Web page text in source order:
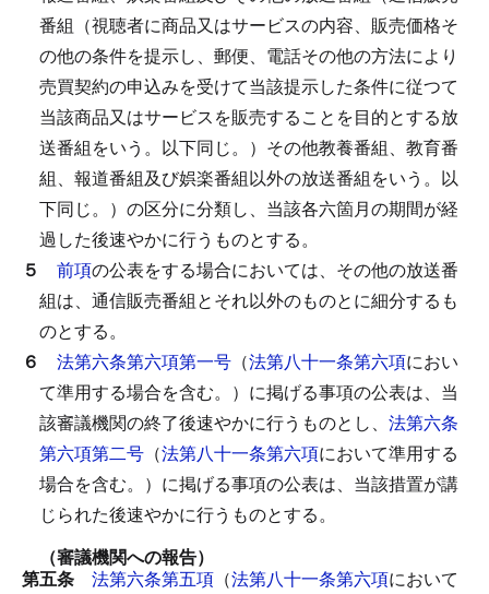
番組（視聴者に商品又はサービスの内容、販売価格そ
の他の条件を提示し、郵便、電話その他の方法により
売買契約の申込みを受けて当該提示した条件に従つて
当該商品又はサービスを販売することを目的とする放
送番組をいう。以下同じ。）その他教養番組、教育番
組、報道番組及び娯楽番組以外の放送番組をいう。以
下同じ。）の区分に分類し、当該各六箇月の期間が経
過した後速やかに行うものとする。
５
前項の公表をする場合においては、その他の放送番
組は、通信販売番組とそれ以外のものとに細分するも
のとする。
６
法第六条第六項第一号 （法第八十一条第六項におい
て準用する場合を含む。）に掲げる事項の公表は、当
該審議機関の終了後速やかに行うものとし、 法第六条
第六項第二号 （法第八十一条第六項において準用する
場合を含む。）に掲げる事項の公表は、当該措置が講
じられた後速やかに行うものとする。
（審議機関への報告）
第五条
法第六条第五項 （法第八十一条第六項において